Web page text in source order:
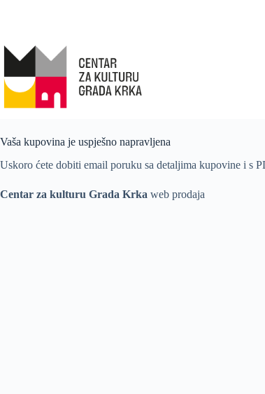
Vaša kupovina je uspješno napravljena
Uskoro ćete dobiti email poruku sa detaljima kupovine i s
Centar za kulturu Grada Krka web prodaja